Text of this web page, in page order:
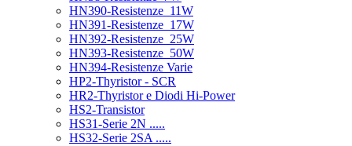
HN390-Resistenze_11W
HN391-Resistenze_17W
HN392-Resistenze_25W
HN393-Resistenze_50W
HN394-Resistenze Varie
HP2-Thyristor - SCR
HR2-Thyristor e Diodi Hi-Power
HS2-Transistor
HS31-Serie 2N .....
HS32-Serie 2SA .....